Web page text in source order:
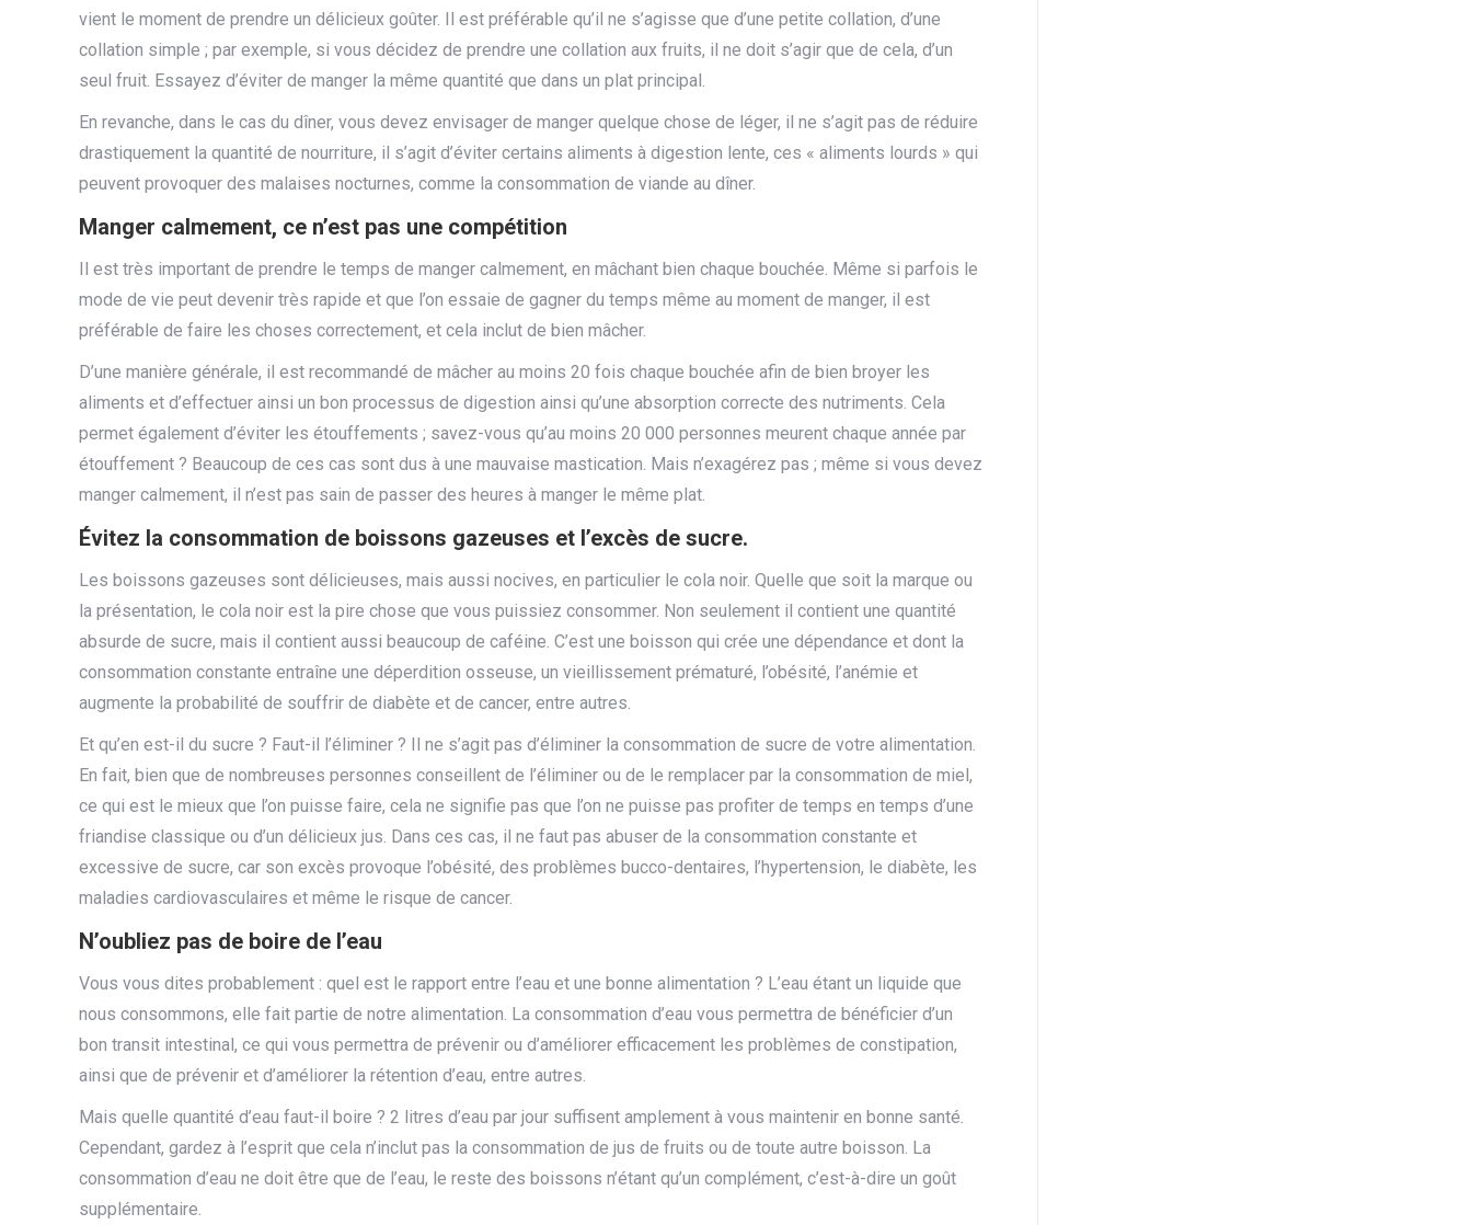
vient le moment de prendre un délicieux goûter. Il est préférable qu’il ne s’agisse que d’une petite collation, d’une
collation simple ; par exemple, si vous décidez de prendre une collation aux fruits, il ne doit s’agir que de cela, d’un
seul fruit. Essayez d’éviter de manger la même quantité que dans un plat principal.
En revanche, dans le cas du dîner, vous devez envisager de manger quelque chose de léger, il ne s’agit pas de réduire
drastiquement la quantité de nourriture, il s’agit d’éviter certains aliments à digestion lente, ces « aliments lourds » qui
peuvent provoquer des malaises nocturnes, comme la consommation de viande au dîner.
Manger calmement, ce n’est pas une compétition
Il est très important de prendre le temps de manger calmement, en mâchant bien chaque bouchée. Même si parfois le
mode de vie peut devenir très rapide et que l’on essaie de gagner du temps même au moment de manger, il est
préférable de faire les choses correctement, et cela inclut de bien mâcher.
D’une manière générale, il est recommandé de mâcher au moins 20 fois chaque bouchée afin de bien broyer les
aliments et d’effectuer ainsi un bon processus de digestion ainsi qu’une absorption correcte des nutriments. Cela
permet également d’éviter les étouffements ; savez-vous qu’au moins 20 000 personnes meurent chaque année par
étouffement ? Beaucoup de ces cas sont dus à une mauvaise mastication. Mais n’exagérez pas ; même si vous devez
manger calmement, il n’est pas sain de passer des heures à manger le même plat.
Évitez la consommation de boissons gazeuses et l’excès de sucre.
Les boissons gazeuses sont délicieuses, mais aussi nocives, en particulier le cola noir. Quelle que soit la marque ou
la présentation, le cola noir est la pire chose que vous puissiez consommer. Non seulement il contient une quantité
absurde de sucre, mais il contient aussi beaucoup de caféine. C’est une boisson qui crée une dépendance et dont la
consommation constante entraîne une déperdition osseuse, un vieillissement prématuré, l’obésité, l’anémie et
augmente la probabilité de souffrir de diabète et de cancer, entre autres.
Et qu’en est-il du sucre ? Faut-il l’éliminer ? Il ne s’agit pas d’éliminer la consommation de sucre de votre alimentation.
En fait, bien que de nombreuses personnes conseillent de l’éliminer ou de le remplacer par la consommation de miel,
ce qui est le mieux que l’on puisse faire, cela ne signifie pas que l’on ne puisse pas profiter de temps en temps d’une
friandise classique ou d’un délicieux jus. Dans ces cas, il ne faut pas abuser de la consommation constante et
excessive de sucre, car son excès provoque l’obésité, des problèmes bucco-dentaires, l’hypertension, le diabète, les
maladies cardiovasculaires et même le risque de cancer.
N’oubliez pas de boire de l’eau
Vous vous dites probablement : quel est le rapport entre l’eau et une bonne alimentation ? L’eau étant un liquide que
nous consommons, elle fait partie de notre alimentation. La consommation d’eau vous permettra de bénéficier d’un
bon transit intestinal, ce qui vous permettra de prévenir ou d’améliorer efficacement les problèmes de constipation,
ainsi que de prévenir et d’améliorer la rétention d’eau, entre autres.
Mais quelle quantité d’eau faut-il boire ? 2 litres d’eau par jour suffisent amplement à vous maintenir en bonne santé.
Cependant, gardez à l’esprit que cela n’inclut pas la consommation de jus de fruits ou de toute autre boisson. La
consommation d’eau ne doit être que de l’eau, le reste des boissons n’étant qu’un complément, c’est-à-dire un goût
supplémentaire.